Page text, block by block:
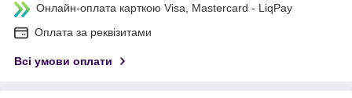
Онлайн-оплата карткою Visa, Mastercard - LiqPay
Оплата за реквізитами
Всі умови оплати